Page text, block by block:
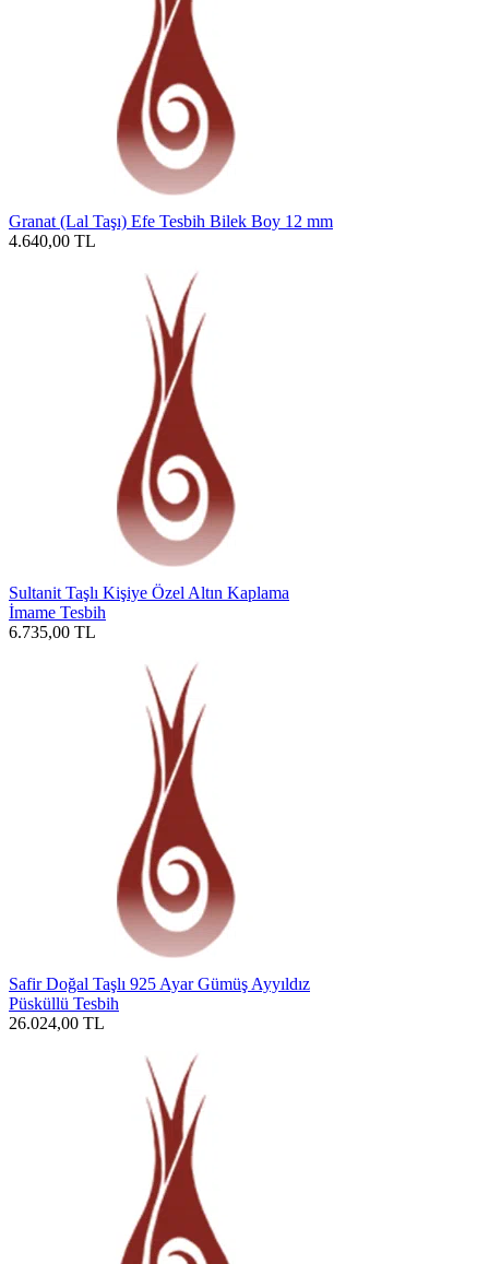
Granat (Lal Taşı) Efe Tesbih Bilek Boy 12 mm
4.640,00 TL
Sultanit Taşlı Kişiye Özel Altın Kaplama
İmame Tesbih
6.735,00 TL
Safir Doğal Taşlı 925 Ayar Gümüş Ayyıldız
Püsküllü Tesbih
26.024,00 TL